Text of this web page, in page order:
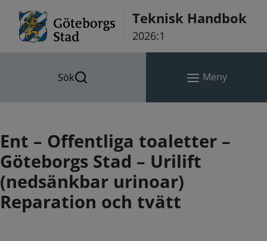
Teknisk Handbok
2026:1
Sök Meny
Ent – Offentliga toaletter –
Göteborgs Stad – Urilift
(nedsänkbar urinoar)
Reparation och tvätt